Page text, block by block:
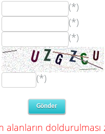
(*)
(*)
(*)
(*)
alanların